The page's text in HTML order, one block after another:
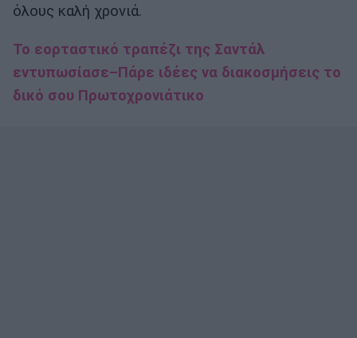
όλους καλή χρονιά.
Το εορταστικό τραπέζι της Σαντάλ
εντυπωσίασε–Πάρε ιδέες να διακοσμήσεις το
δικό σου Πρωτοχρονιάτικο